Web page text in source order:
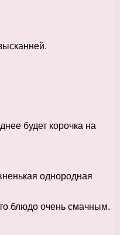
будет корочка на
однородная
блюдо очень смачным.